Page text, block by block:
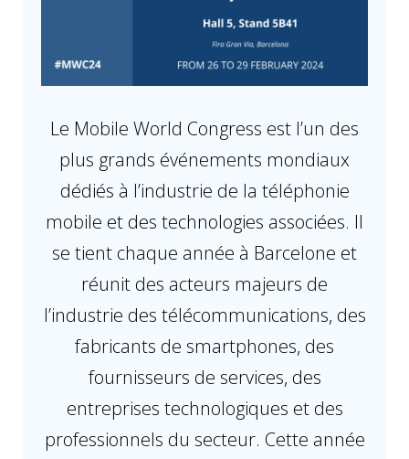
Le Mobile World Congress est l’un des
plus grands événements mondiaux
dédiés à l’industrie de la téléphonie
mobile et des technologies associées. Il
se tient chaque année à Barcelone et
réunit des acteurs majeurs de
l’industrie des télécommunications, des
fabricants de smartphones, des
fournisseurs de services, des
entreprises technologiques et des
professionnels du secteur. Cette année